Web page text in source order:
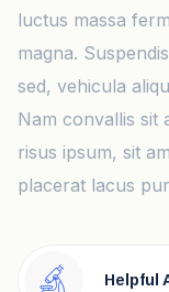
luctus massa
magna.
sed, vehicula
Nam convallis sit
risus ipsum, sit
placerat lacus
Helpful